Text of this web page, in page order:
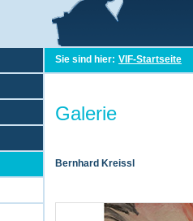
Sie sind hier: VIF-Startseite
Galerie
Bernhard Kreissl